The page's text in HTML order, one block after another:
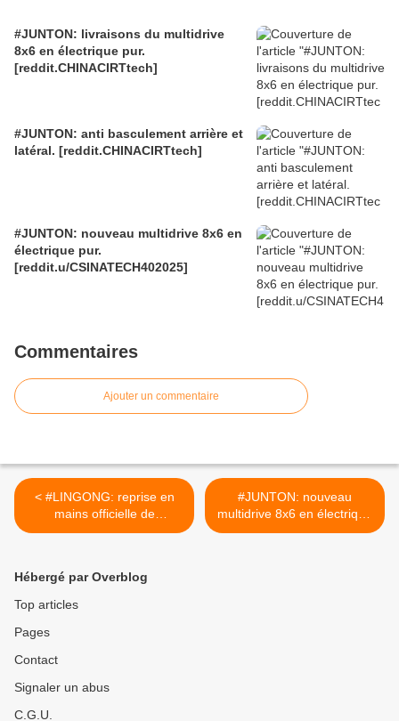
#JUNTON: livraisons du multidrive
8x6 en électrique pur.
[reddit.CHINACIRTtech]
#JUNTON: anti basculement arrière et
latéral. [reddit.CHINACIRTtech]
#JUNTON: nouveau multidrive 8x6 en
électrique pur.
[reddit.u/CSINATECH402025]
Commentaires
Ajouter un commentaire
< #LINGONG: reprise en
mains officielle de
l'actionnariat de #SDLG.
#JUNTON: nouveau
multidrive 8x6 en électrique
pur.
Hébergé par Overblog
Top articles
Pages
Contact
Signaler un abus
C.G.U.